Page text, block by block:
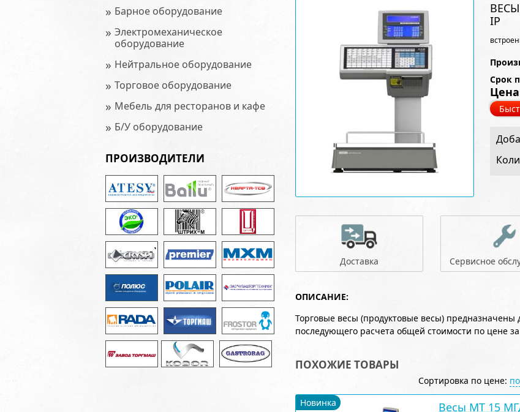
» Барное оборудование
» Электромеханическое
оборудование
» Нейтральное оборудование
» Торговое оборудование
» Мебель для ресторанов и кафе
» Б/У оборудование
ПРОИЗВОДИТЕЛИ
ВЕСЫ
IP
Срок
Доставка Сервисное
ОПИСАНИЕ:
Торговые весы (продуктовые весы)
последующего расчета общей стоимости по цене
ПОХОЖИЕ ТОВАРЫ
Сортировка по цене:
Новинка
Весы МТ 15